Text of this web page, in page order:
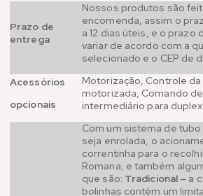
Prazo de
entrega
Nossos produtos são
encomenda, assim o
a 12 dias úteis, e o prazo
variar de acordo com a
selecionado e o CEP de
Acessórios
opcionais
Motorização, Controle da
motorizada, Comando
intermediário para duplex
Com um sistema de
seja enrolada, o
correntinha para o
Romana, e também
que são: Tradicional – a
bolinhas contém um